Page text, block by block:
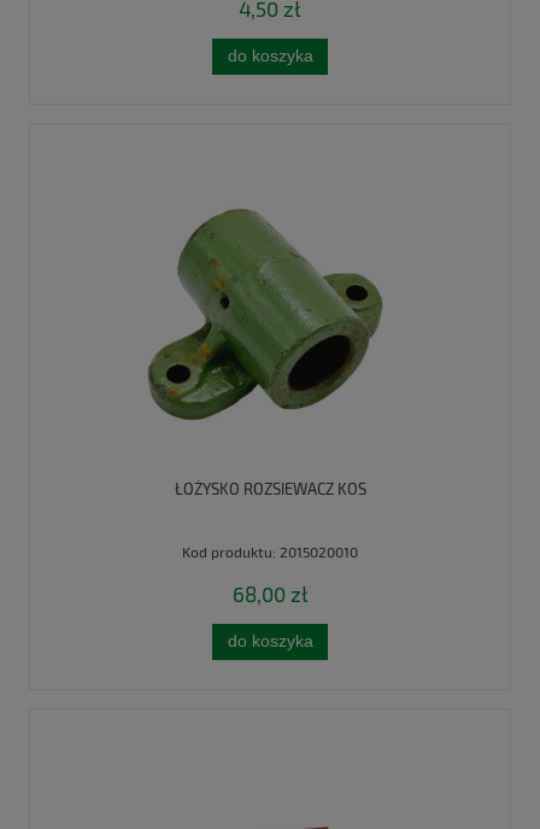
4,50 zł
do koszyka
ŁOŻYSKO ROZSIEWACZ KOS
Kod produktu: 2015020010
68,00 zł
do koszyka